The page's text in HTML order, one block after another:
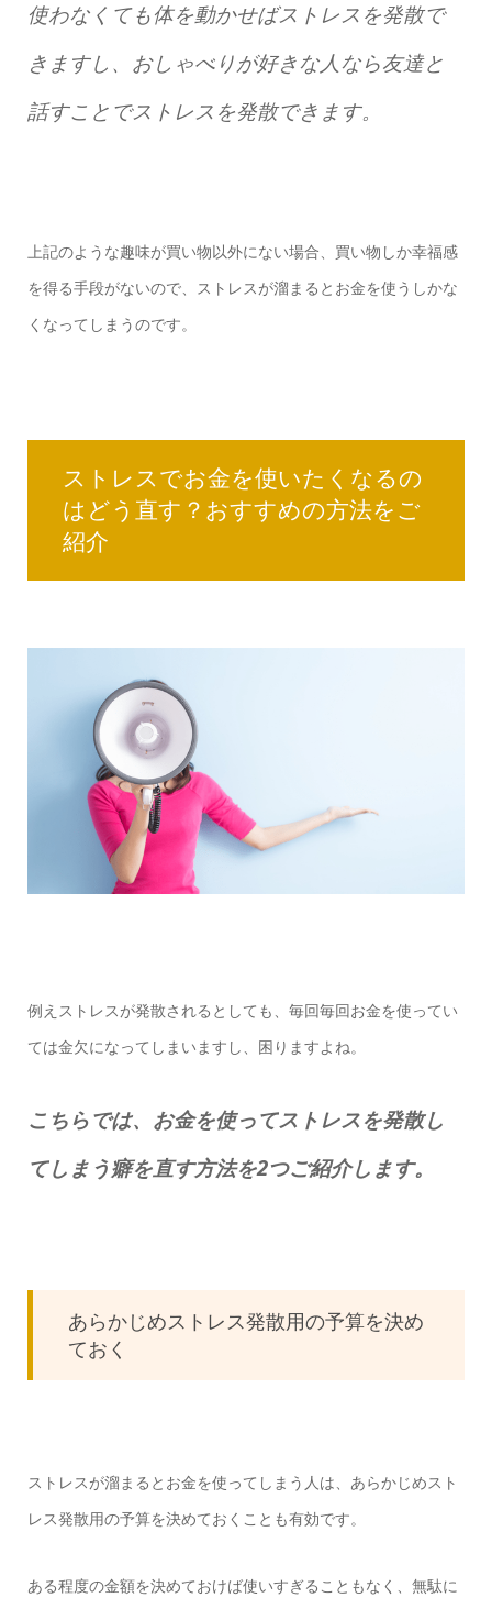
使わなくても体を動かせばストレスを発散で
きますし、おしゃべりが好きな人なら友達と
話すことでストレスを発散できます。
上記のような趣味が買い物以外にない場合、買い物しか幸福感
を得る手段がないので、ストレスが溜まるとお金を使うしかな
くなってしまうのです。
ストレスでお金を使いたくなるの
はどう直す？おすすめの方法をご
紹介
例えストレスが発散されるとしても、毎回毎回お金を使ってい
ては金欠になってしまいますし、困りますよね。
こちらでは、お金を使ってストレスを発散し
てしまう癖を直す方法を2つご紹介します。
あらかじめストレス発散用の予算を決め
ておく
ストレスが溜まるとお金を使ってしまう人は、あらかじめスト
レス発散用の予算を決めておくことも有効です。
ある程度の金額を決めておけば使いすぎることもなく、無駄に